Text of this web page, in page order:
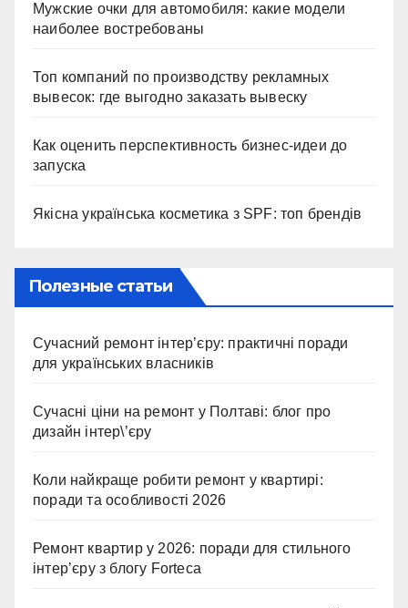
Мужские очки для автомобиля: какие модели
наиболее востребованы
Топ компаний по производству рекламных
вывесок: где выгодно заказать вывеску
Как оценить перспективность бизнес-идеи до
запуска
Якісна українська косметика з SPF: топ брендів
Полезные статьи
Сучасний ремонт інтер’єру: практичні поради
для українських власників
Сучасні ціни на ремонт у Полтаві: блог про
дизайн інтер\’єру
Коли найкраще робити ремонт у квартирі:
поради та особливості 2026
Ремонт квартир у 2026: поради для стильного
інтер’єру з блогу Forteca